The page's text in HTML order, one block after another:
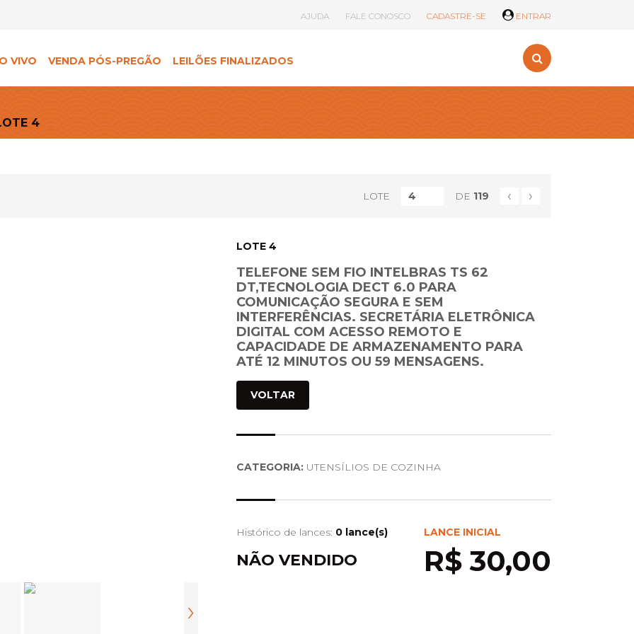
AJUDA FALE CONOSCO CADASTRE-SE ENTRAR
VIVO VENDA PÓS-PREGÃO LEILÕES FINALIZADOS
4
LOTE DE 119 ‹ ›
›
LOTE 4
TELEFONE SEM FIO INTELBRAS TS 62
DT,TECNOLOGIA DECT 6.0 PARA
COMUNICAÇÃO SEGURA E SEM
INTERFERÊNCIAS. SECRETÁRIA ELETRÔNICA
DIGITAL COM ACESSO REMOTO E
CAPACIDADE DE ARMAZENAMENTO PARA
ATÉ 12 MINUTOS OU 59 MENSAGENS.
VOLTAR
CATEGORIA: UTENSÍLIOS DE COZINHA
Histórico de lances: 0 lance(s)
NÃO VENDIDO
LANCE INICIAL
R$ 30,00